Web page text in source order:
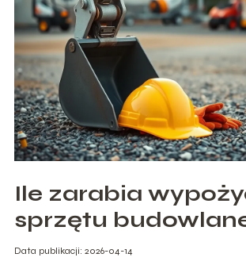
Ile zarabia
sprzętu
Data publikacji: 2026-04-14